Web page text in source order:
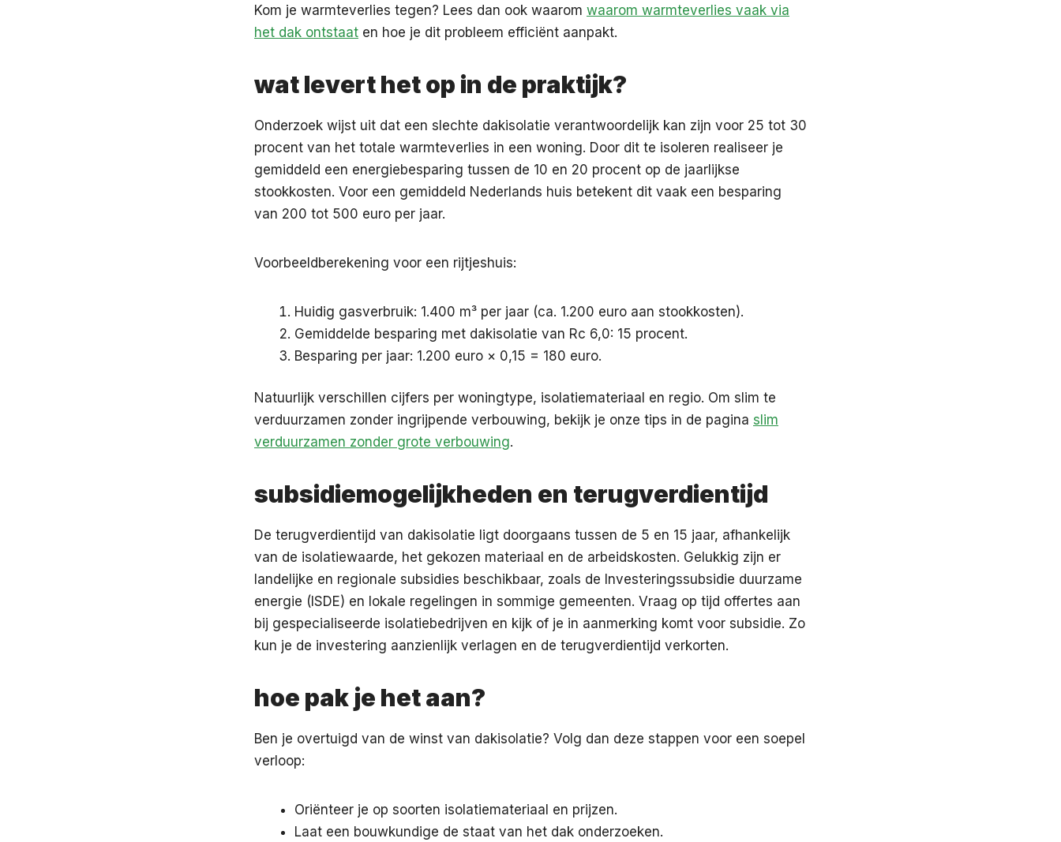
Kom je warmteverlies tegen? Lees dan ook waarom waarom warmteverlies vaak via
het dak ontstaat en hoe je dit probleem efficiënt aanpakt.
wat levert het op in de praktijk?
Onderzoek wijst uit dat een slechte dakisolatie verantwoordelijk kan zijn voor 25 tot 30
procent van het totale warmteverlies in een woning. Door dit te isoleren realiseer je
gemiddeld een energiebesparing tussen de 10 en 20 procent op de jaarlijkse
stookkosten. Voor een gemiddeld Nederlands huis betekent dit vaak een besparing
van 200 tot 500 euro per jaar.
Voorbeeldberekening voor een rijtjeshuis:
Huidig gasverbruik: 1.400 m³ per jaar (ca. 1.200 euro aan stookkosten).
Gemiddelde besparing met dakisolatie van Rc 6,0: 15 procent.
Besparing per jaar: 1.200 euro × 0,15 = 180 euro.
Natuurlijk verschillen cijfers per woningtype, isolatiemateriaal en regio. Om slim te
verduurzamen zonder ingrijpende verbouwing, bekijk je onze tips in de pagina slim
verduurzamen zonder grote verbouwing.
subsidiemogelijkheden en terugverdientijd
De terugverdientijd van dakisolatie ligt doorgaans tussen de 5 en 15 jaar, afhankelijk
van de isolatiewaarde, het gekozen materiaal en de arbeidskosten. Gelukkig zijn er
landelijke en regionale subsidies beschikbaar, zoals de Investeringssubsidie duurzame
energie (ISDE) en lokale regelingen in sommige gemeenten. Vraag op tijd offertes aan
bij gespecialiseerde isolatiebedrijven en kijk of je in aanmerking komt voor subsidie. Zo
kun je de investering aanzienlijk verlagen en de terugverdientijd verkorten.
hoe pak je het aan?
Ben je overtuigd van de winst van dakisolatie? Volg dan deze stappen voor een soepel
verloop:
Oriënteer je op soorten isolatiemateriaal en prijzen.
Laat een bouwkundige de staat van het dak onderzoeken.